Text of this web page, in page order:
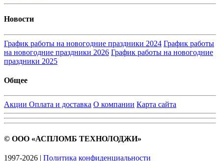
Новости
График работы на новогодние праздники 2024 График работы
на новогодние праздники 2026 График работы на новогодние
праздники 2025
Общее
Акции Оплата и доставка О компании Карта сайта
© ООО «АСПЛОМБ ТЕХНОЛОДЖИ»
1997-2026 | Политика конфиденциальности